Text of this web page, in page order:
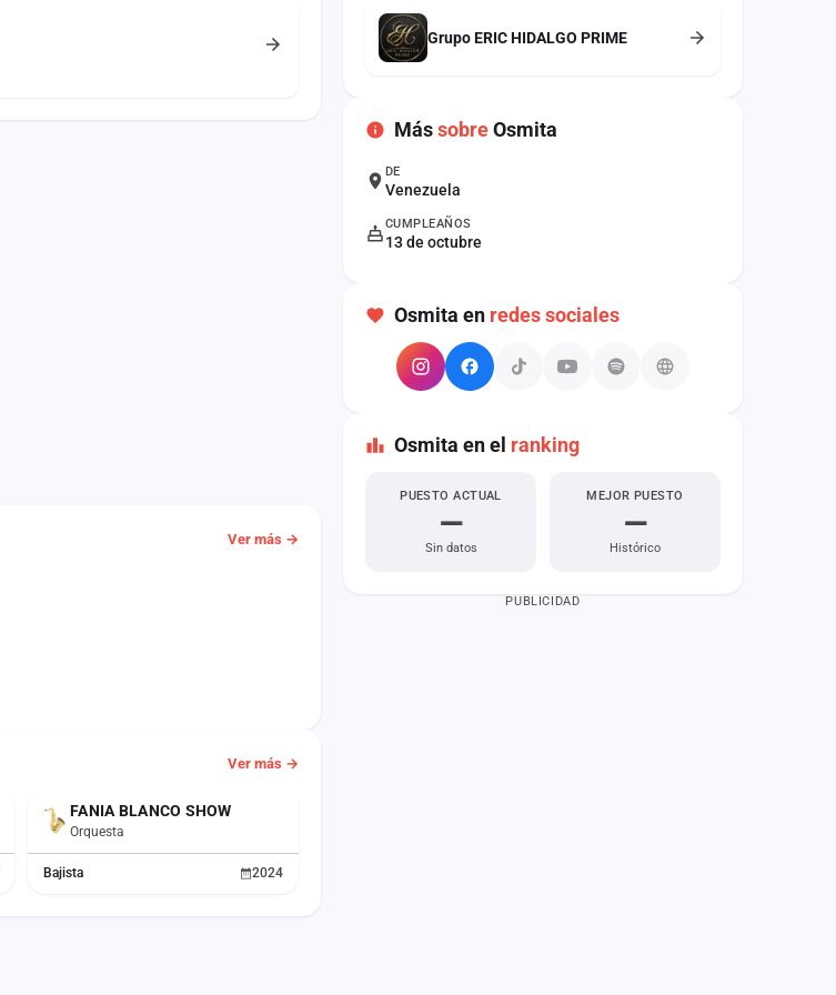
Ver más →
Ver más →
FANIA BLANCO SHOW
Orquesta
Bajista 2024
Grupo ERIC HIDALGO PRIME
MássobreOsmita
DE
Venezuela
CUMPLEAÑOS
13 de octubre
Osmita en redes sociales
Osmita en el ranking
PUESTO ACTUAL
—
Sin datos
MEJOR PUESTO
—
Histórico
PUBLICIDAD